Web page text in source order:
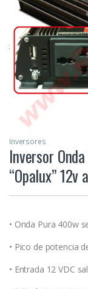
Inversores
Inversor
“Opalux”
• Onda Pura 400w
• Pico de potencia
• Entrada 12 VDC